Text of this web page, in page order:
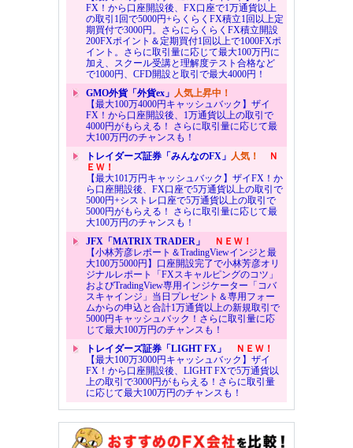
FX！から口座開設後、FX口座で1万通貨以上
の取引1回で5000円+らくらくFX積立1回以上定
期買付で3000円。さらにらくらくFX積立開設
200FXポイント＆定期買付1回以上で1000FXポ
イント。さらに取引量に応じて最大100万円に
加え、スクール受講と理解度テスト合格など
で1000円、CFD開設と取引で最大4000円！
GMO外貨「外貨ex」 人気上昇中！
【最大100万4000円キャッシュバック】ザイ
FX！から口座開設後、1万通貨以上の取引で
4000円がもらえる！ さらに取引量に応じて最
大100万円のチャンスも！
トレイダーズ証券「みんなのFX」 人気！
Ｎ
ＥＷ！
【最大101万円キャッシュバック】ザイFX！か
ら口座開設後、FX口座で5万通貨以上の取引で
5000円+シストレ口座で5万通貨以上の取引で
5000円がもらえる！ さらに取引量に応じて最
大100万円のチャンスも！
JFX「MATRIX TRADER」
ＮＥＷ！
【小林芳彦レポート＆TradingViewインジと最
大100万5000円】口座開設完了で小林芳彦オリ
ジナルレポート「FXスキャルピングのコツ」
およびTradingView専用インジケーター「コバ
スキャインジ」当日プレゼント＆専用フォー
ムからの申込と合計1万通貨以上の新規取引で
5000円キャッシュバック！さらに取引量に応
じて最大100万円のチャンスも！
トレイダーズ証券「LIGHT FX」
ＮＥＷ！
【最大100万3000円キャッシュバック】ザイ
FX！から口座開設後、LIGHT FXで5万通貨以
上の取引で3000円がもらえる！さらに取引量
に応じて最大100万円のチャンスも！